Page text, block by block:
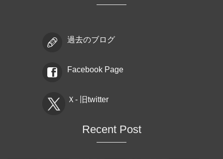
過去のブログ
Facebook Page
Ｘ- 旧twitter
Recent Post